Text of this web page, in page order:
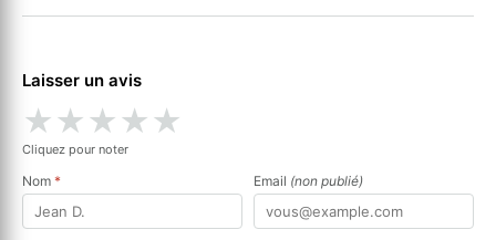
Laisser un avis
★★★★★
Cliquez pour noter
Nom * Email (non publié)